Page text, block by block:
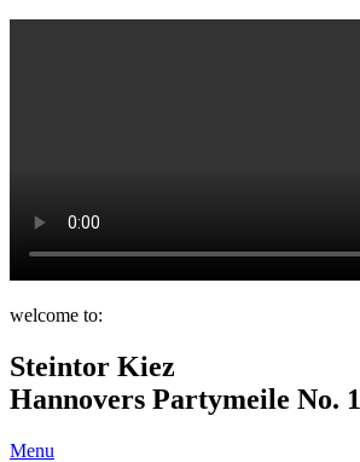
welcome to:
Steintor Kiez
Hannovers Partymeile No. 1
Menu